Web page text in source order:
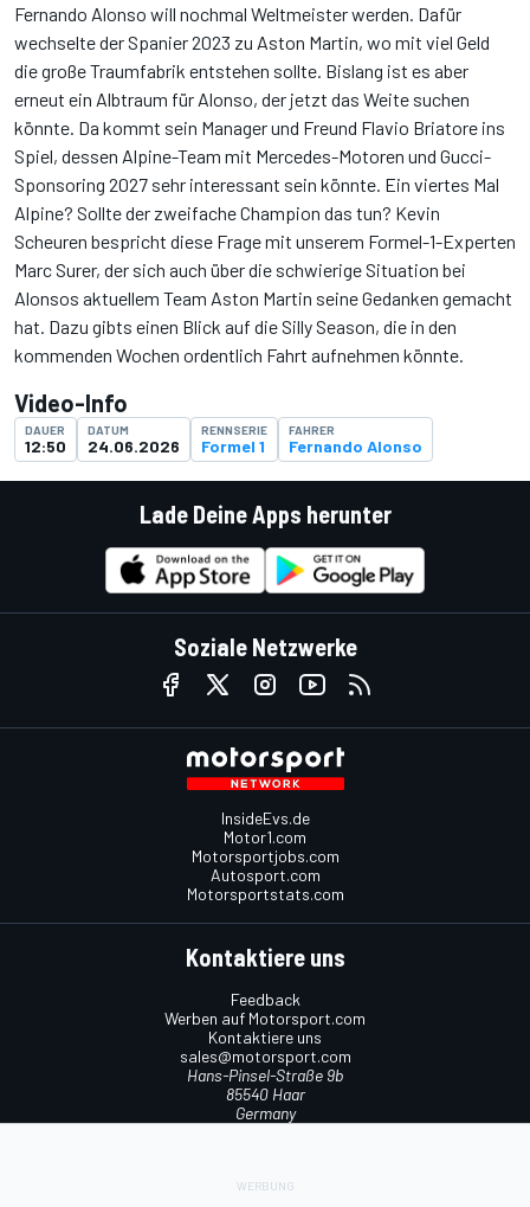
Fernando Alonso will nochmal Weltmeister werden. Dafür
wechselte der Spanier 2023 zu Aston Martin, wo mit viel Geld
die große Traumfabrik entstehen sollte. Bislang ist es aber
erneut ein Albtraum für Alonso, der jetzt das Weite suchen
könnte. Da kommt sein Manager und Freund Flavio Briatore ins
Spiel, dessen Alpine-Team mit Mercedes-Motoren und Gucci-
Sponsoring 2027 sehr interessant sein könnte. Ein viertes Mal
Alpine? Sollte der zweifache Champion das tun? Kevin
Scheuren bespricht diese Frage mit unserem Formel-1-Experten
Marc Surer, der sich auch über die schwierige Situation bei
Alonsos aktuellem Team Aston Martin seine Gedanken gemacht
hat. Dazu gibts einen Blick auf die Silly Season, die in den
kommenden Wochen ordentlich Fahrt aufnehmen könnte.
Video-Info
DAUER
12:50
DATUM
24.06.2026
RENNSERIE
Formel 1
FAHRER
Fernando Alonso
Lade Deine Apps herunter
Soziale Netzwerke
InsideEvs.de
Motor1.com
Motorsportjobs.com
Autosport.com
Motorsportstats.com
Kontaktiere uns
Feedback
Werben auf Motorsport.com
Kontaktiere uns
sales@motorsport.com
Hans-Pinsel-Straße 9b
85540 Haar
Germany
Utiq verwalten